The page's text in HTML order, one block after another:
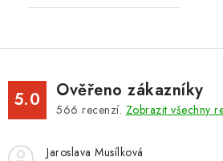
5.0 Ověřeno zákazníky
566 recenzí. Zobrazit všechny
Jaroslava Musílková